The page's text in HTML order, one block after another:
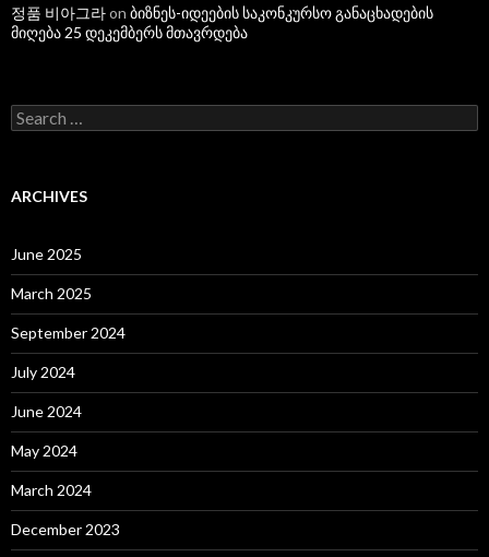
정품 비아그라on ბიზნეს-იდეების საკონკურსო განაცხადების
მიღება 25 დეკემბერს მთავრდება
S
e
c
o
r
:
ARCHIVES
June 2025
March 2025
September 2024
July 2024
June 2024
May 2024
March 2024
December 2023